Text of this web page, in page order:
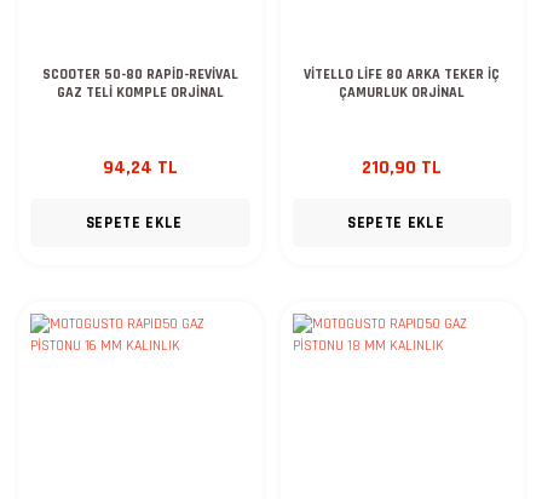
SCOOTER 50-80 RAPİD-REVİVAL
GAZ TELİ KOMPLE ORJİNAL
94,24 TL
SEPETE EKLE
VİTELLO LİFE 80 ARKA TEKER İÇ
ÇAMURLUK ORJİNAL
210,90 TL
SEPETE EKLE